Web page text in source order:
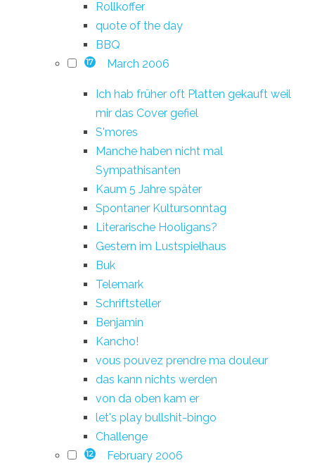
Rollkoffer
quote of the day
BBQ
17 March 2006
Ich hab früher oft Platten gekauft weil
mir das Cover gefiel
S'mores
Manche haben nicht mal
Sympathisanten
Kaum 5 Jahre später
Spontaner Kultursonntag
Literarische Hooligans?
Gestern im Lustspielhaus
Buk
Telemark
Schriftsteller
Benjamin
Kancho!
vous pouvez prendre ma douleur
das kann nichts werden
von da oben kam er
let's play bullshit-bingo
Challenge
12 February 2006